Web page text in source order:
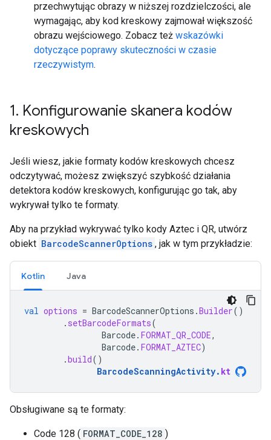
przechwytując obrazy w niższej rozdzielczości, ale
wymagając, aby kod kreskowy zajmował większość
obrazu wejściowego. Zobacz też wskazówki
dotyczące poprawy skuteczności w czasie
rzeczywistym.
1. Konfigurowanie skanera kodów
kreskowych
Jeśli wiesz, jakie formaty kodów kreskowych chcesz
odczytywać, możesz zwiększyć szybkość działania
detektora kodów kreskowych, konfigurując go tak, aby
wykrywał tylko te formaty.
Aby na przykład wykrywać tylko kody Aztec i QR, utwórz
obiekt BarcodeScannerOptions , jak w tym przykładzie:
Kotlin Java
val options = BarcodeScannerOptions .Builder()
. setBarcodeFormats(
Barcode. FORMAT_QR_CODE,
Barcode. FORMAT_AZTEC)
.build()
BarcodeScanningActivity. kt
Obsługiwane są te formaty:
Code 128 ( FORMAT_CODE_128 )